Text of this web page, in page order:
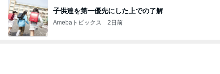
子供達を第一優先にした上での了解
Amebaトピックス 2日前